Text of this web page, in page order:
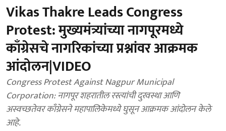
Vikas Thakre Leads Congress
Protest: मुख्यमंत्र्यांच्या नागपूरमध्ये
काँग्रेसचे नागरिकांच्या प्रश्नांवर आक्रमक
आंदोलन|VIDEO
Congress Protest Against Nagpur Municipal
Corporation: नागपूर शहरातील रस्त्यांची दुरवस्था आणि
अस्वच्छतेवर काँग्रेसने महापालिकेमध्ये घुसून आक्रमक आंदोलन केले
आहे.